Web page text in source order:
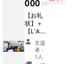
で、ぜひご
協力いただ
けますと幸
いです。
めませ
ん。こ
ちらの
「渡り
鳥コー
ス」で
いただ
きまし
う。 ま
た、ク
ラウド
ファン
ディン
グの進
捗報
告、移
※44個限
定のリ
ターン
です
（「王
子さ
ま」が
王子さ
ま』の
選書を
行な
い、そ
の本を
お送り
000 円
【お礼
状】＋
【L'Am
usette(
ラ・
ミュ
支援
者：
1人